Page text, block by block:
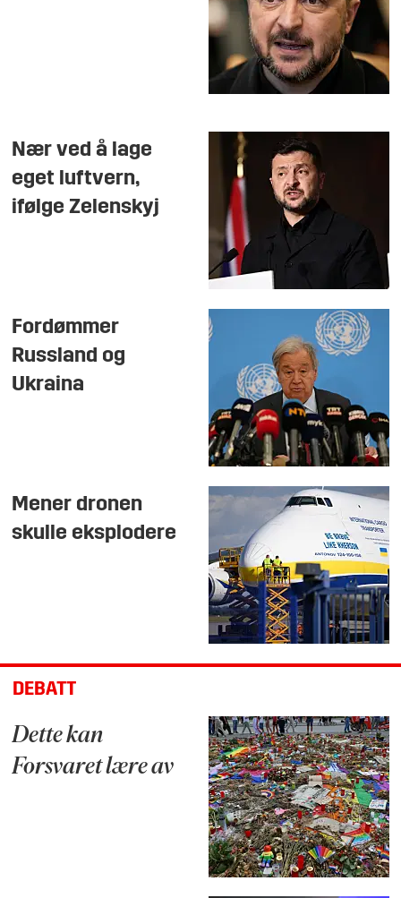
Nær ved å lage
eget luftvern,
ifølge Zelenskyj
Fordømmer
Russland og
Ukraina
Mener dronen
skulle eksplodere
DEBATT
Dette kan
Forsvaret lære av